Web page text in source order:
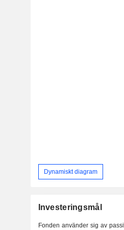
Dynamiskt diagram
Investeringsmål
Fonden använder sig av